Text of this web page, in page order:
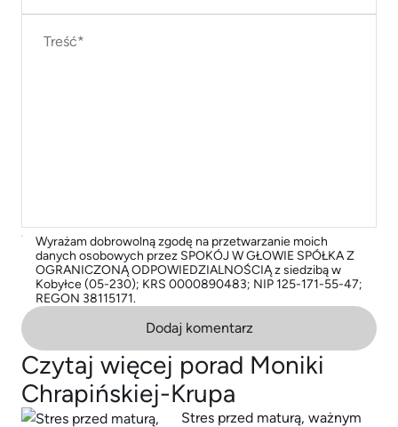
Wyrażam dobrowolną zgodę na przetwarzanie moich
danych osobowych przez SPOKÓJ W GŁOWIE SPÓŁKA Z
OGRANICZONĄ ODPOWIEDZIALNOŚCIĄ z siedzibą w
Kobyłce (05-230); KRS 0000890483; NIP 125-171-55-47;
REGON 38115171.
Dodaj komentarz
Czytaj więcej porad Moniki
Chrapińskiej-Krupa
Stres przed maturą, ważnym